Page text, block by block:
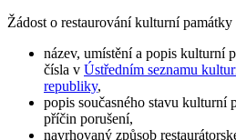
Žádost o restaurování kulturní památky
název, umístění a popis kulturní
čísla v Ústředním seznamu
republiky,
popis současného stavu kulturní
příčin porušení,
navrhovaný způsob